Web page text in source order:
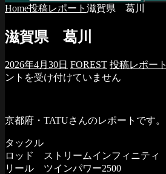
Home投稿レポート 滋賀県 葛川
滋賀県 葛川
2026年4月30日 FOREST 投稿レポート
ントを受け付けていません
京都府・TATUさんのレポートです。
タックル
ロッド ストリームインフィニティ
リール ツインパワー2500